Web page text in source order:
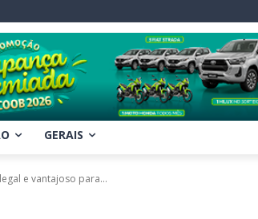
GERAIS
e vantajoso para...